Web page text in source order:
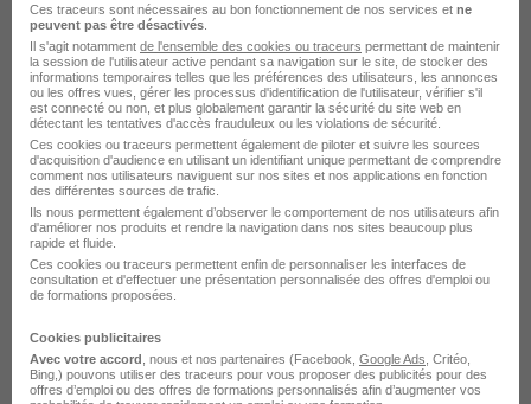
Voir l’offre
il y a 3 jours
Second de Cuisine H/F
Crit
Montigny-le-Bretonneux - 78
1 600 - 2 000 € / mois
Ces traceurs sont nécessaires au bon fonctionnement de nos services et ne
peuvent pas être désactivés
Il s'agit notamment de l'ensemble des cookies ou traceurs permettant de maintenir
la session de l'utilisateur active pendant sa navigation sur le site, de stocker des
informations temporaires telles que les préférences des utilisateurs, les annonces
ou les offres vues, gérer les processus d'identification de l'utilisateur, vérifier s'il
est connecté ou non, et plus globalement garantir la sécurité du site web en
détectant les tentatives d'accès frauduleux ou les violations de sécurité.
Ces cookies ou traceurs permettent également de piloter et suivre les sources
d'acquisition d'audience en utilisant un identifiant unique permettant de comprendre
comment nos utilisateurs naviguent sur nos sites et nos applications en fonction
des différentes sources de trafic.
Ils nous permettent également d’observer le comportement de nos utilisateurs afin
d'améliorer nos produits et rendre la navigation dans nos sites beaucoup plus
rapide et fluide.
Ces cookies ou traceurs permettent enfin de personnaliser les interfaces de
consultation et d'effectuer une présentation personnalisée des offres d'emploi ou
de formations proposées.
Cookies publicitaires
Avec votre accord , nous et nos partenaires (Facebook, Google Ads , Critéo,
Bing,) pouvons utiliser des traceurs pour vous proposer des publicités pour des
offres d’emploi ou des offres de formations personnalisés afin d’augmenter vos